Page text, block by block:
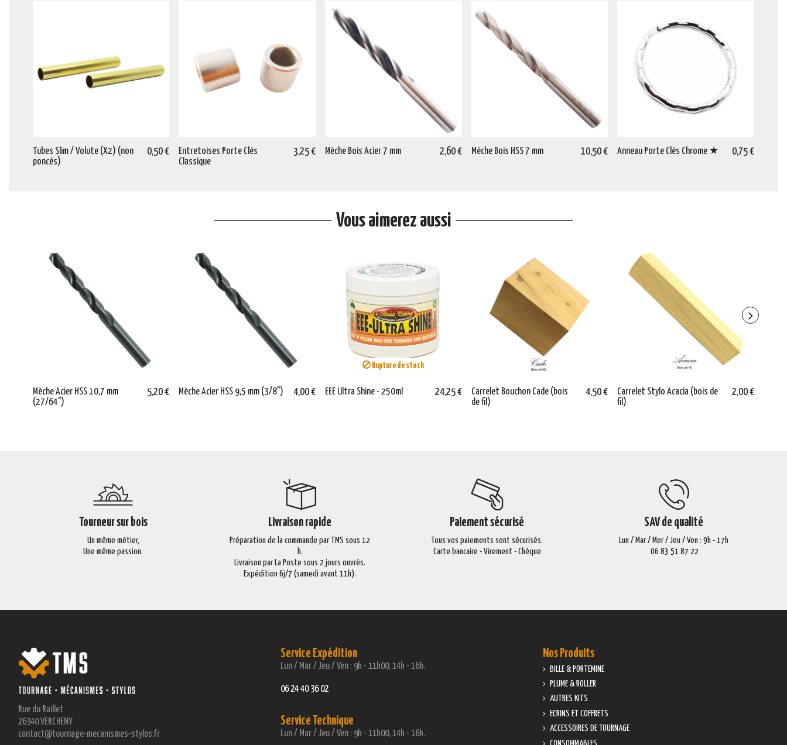
Tubes Slim / Volute (X2) (non
poncés)
0,50 €
Entretoises Porte Clés
Classique
3,25 € Mèche Bois Acier 7 mm 2,60 € Mèche Bois HSS 7 mm 10,50 € Anneau Porte Clés Chrome ★ 0,75 €
Vous aimerez aussi
Mèche Acier HSS 10,7 mm
(27/64")
5,20 € Mèche Acier HSS 9,5 mm (3/8") 4,00 €
Rupture de stock
EEE Ultra Shine - 250ml 24,25 €
Carrelet Bouchon Cade (bois
de fil)
4,50 €
Carrelet Stylo Acacia (bois de
fil)
2,00 €
Tourneur sur bois
Un même métier,
Une même passion.
Livraison rapide
Préparation de la commande par TMS sous 12
h.
Livraison par La Poste sous 2 jours ouvrés.
Expédition 6j/7 (samedi avant 11h).
Paiement sécurisé
Tous vos paiements sont sécurisés.
Carte bancaire - Virement - Chèque
SAV de qualité
Lun / Mar / Mer / Jeu / Ven : 9h - 17h
06 83 51 87 22
Rue du Raillet
26340 VERCHENY
contact@tournage-mecanismes-stylos.fr
Service Expédition
Lun / Mar / Jeu / Ven : 9h - 11h00, 14h - 16h.
06 24 40 36 02
Service Technique
Lun / Mar / Jeu / Ven : 9h - 11h00, 14h - 16h.
Nos Produits
BILLE & PORTEMINE
PLUME & ROLLER
AUTRES KITS
ECRINS ET COFFRETS
ACCESSOIRES DE TOURNAGE